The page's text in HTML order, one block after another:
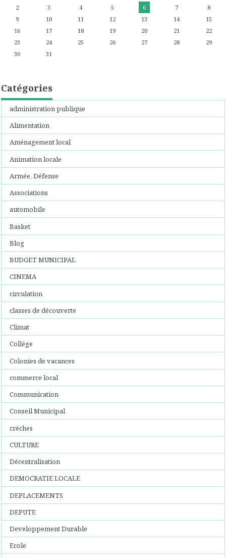
2 3 4 5 6 7
8
9
10 11 12 13 14
15
16
17 18 19 20 21
22
23
24 25 26 27 28
29
30
31
Catégories
administration publique
Alimentation
Aménagement local
Animation locale
Armée, Défense
Associations
automobile
Basket
Blog
BUDGET MUNICIPAL
CINEMA
circulation
classes de découverte
Climat
Collége
Colonies de vacances
commerce local
Communication
Conseil Municipal
créches
CULTURE
Décentralisation
DEMOCRATIE LOCALE
DEPLACEMENTS
DEPUTE
Developpement Durable
Ecole